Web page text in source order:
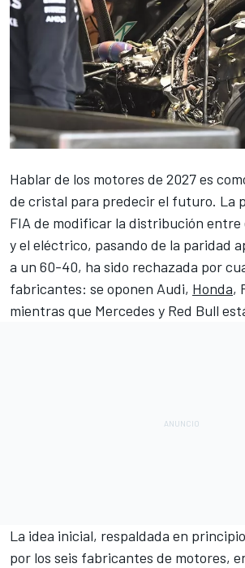
Hablar de los motores de 2027 es
de cristal para predecir el futuro. La
FIA de modificar la distribución
y el eléctrico, pasando de la paridad
a un 60-40, ha sido rechazada por
fabricantes: se oponen Audi, Honda,
mientras que Mercedes y Red Bull
La idea inicial, respaldada en
por los seis fabricantes de motores,